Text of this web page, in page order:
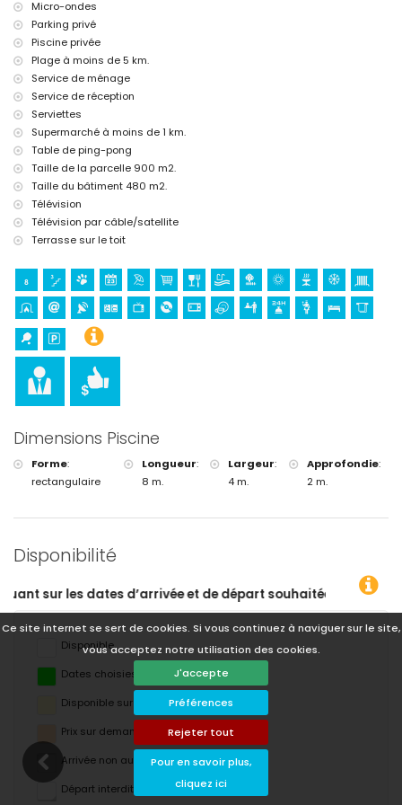
Ce site internet se sert de cookies. Si vous continuez à naviguer sur le site,
vous acceptez notre utilisation des cookies.
J'accepte
Préférences
Rejeter tout
Pour en savoir plus,
cliquez ici
Équipements et services à supplément
service de ménage
lit supplémentaire et lits/couffins pour enfants (sur demande)
Sports
tennis, golf (La Sella, Denia) et équitation (à moins de 10 kilomètres
de la villa)
Micro-ondes
Parking privé
Piscine privée
Plage à moins de 5 km.
Service de ménage
Service de réception
Serviettes
Supermarché à moins de 1 km.
Table de ping-pong
Taille de la parcelle 900 m2.
Taille du bâtiment 480 m2.
Télévision
Télévision par câble/satellite
Terrasse sur le toit
Dimensions Piscine
Forme:
rectangulaire
Longueur:
8 m.
Largeur:
4 m.
Approfondie:
2 m.
Disponibilité
!
Disponible
Dates choisies
Disponible sur demande
Prix ​​sur demande
Arrivée non autorisée
Départ interdit